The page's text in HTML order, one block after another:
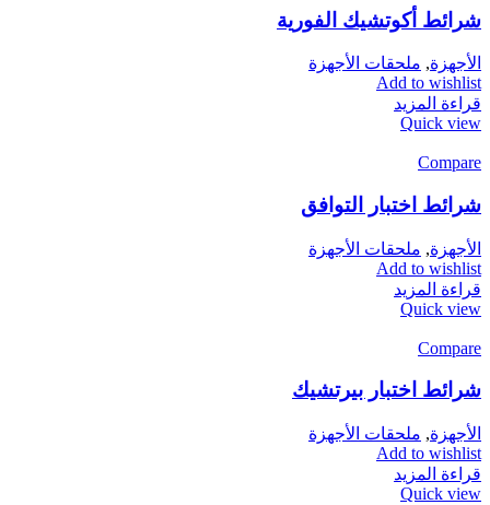
شرائط أكوتشيك الفورية
الأجهزة, ملحقات الأجهزة
Add to wishlist
قراءة المزيد
Quick view
Compare
شرائط اختبار التوافق
الأجهزة, ملحقات الأجهزة
Add to wishlist
قراءة المزيد
Quick view
Compare
شرائط اختبار بيرتشيك
الأجهزة, ملحقات الأجهزة
Add to wishlist
قراءة المزيد
Quick view